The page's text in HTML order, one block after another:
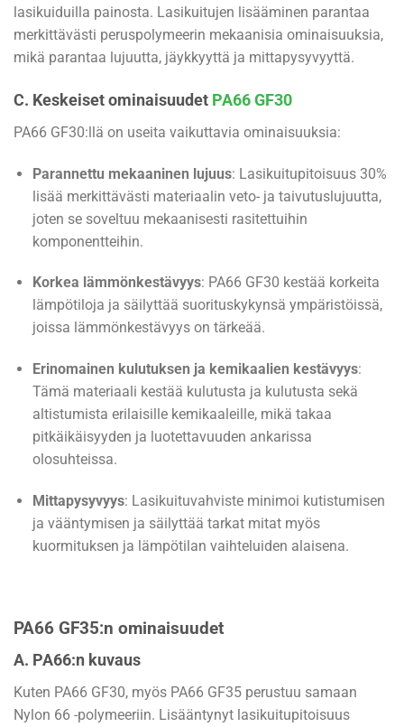
lasikuiduilla painosta. Lasikuitujen lisääminen parantaa
merkittävästi peruspolymeerin mekaanisia ominaisuuksia,
mikä parantaa lujuutta, jäykkyyttä ja mittapysyvyyttä.
C. Keskeiset ominaisuudet PA66 GF30
PA66 GF30:llä on useita vaikuttavia ominaisuuksia:
Parannettu mekaaninen lujuus: Lasikuitupitoisuus 30%
lisää merkittävästi materiaalin veto- ja taivutuslujuutta,
joten se soveltuu mekaanisesti rasitettuihin
komponentteihin.
Korkea lämmönkestävyys: PA66 GF30 kestää korkeita
lämpötiloja ja säilyttää suorituskykynsä ympäristöissä,
joissa lämmönkestävyys on tärkeää.
Erinomainen kulutuksen ja kemikaalien kestävyys:
Tämä materiaali kestää kulutusta ja kulutusta sekä
altistumista erilaisille kemikaaleille, mikä takaa
pitkäikäisyyden ja luotettavuuden ankarissa
olosuhteissa.
Mittapysyvyys: Lasikuituvahviste minimoi kutistumisen
ja vääntymisen ja säilyttää tarkat mitat myös
kuormituksen ja lämpötilan vaihteluiden alaisena.
PA66 GF35:n ominaisuudet
A. PA66:n kuvaus
Kuten PA66 GF30, myös PA66 GF35 perustuu samaan
Nylon 66 -polymeeriin. Lisääntynyt lasikuitupitoisuus